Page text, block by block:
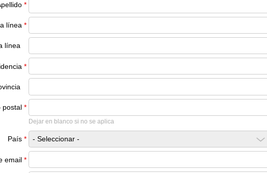
*
línea *
línea
*
postal *
Dejar en blanco si no se aplica
País *
email *